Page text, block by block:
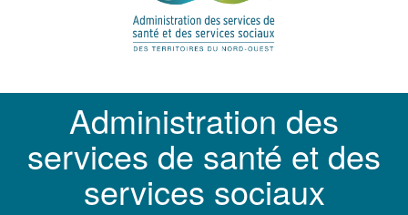
Administration des
services de santé et des
services sociaux